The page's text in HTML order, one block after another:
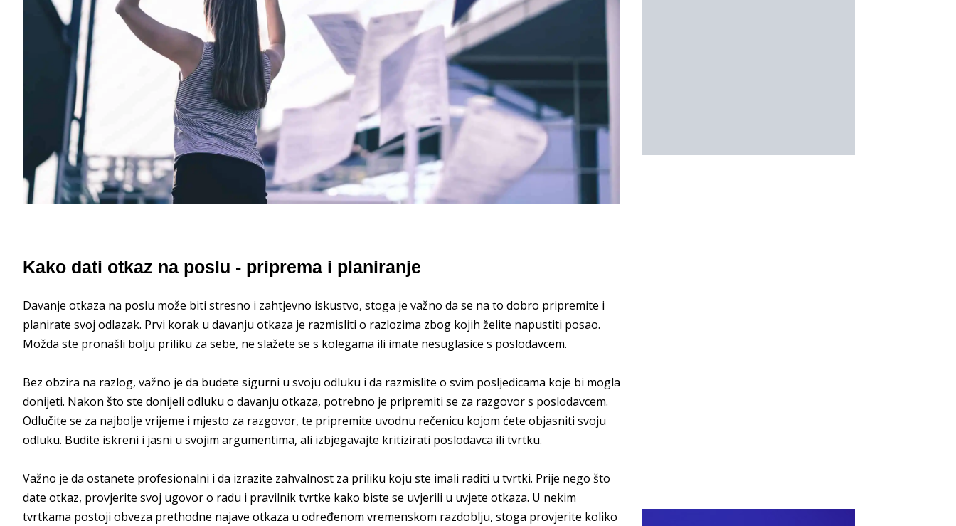
Kako dati otkaz na poslu - priprema i planiranje
Davanje otkaza na poslu može biti stresno i zahtjevno iskustvo, stoga je važno da se na to dobro pripremite i
planirate svoj odlazak. Prvi korak u davanju otkaza je razmisliti o razlozima zbog kojih želite napustiti posao.
Možda ste pronašli bolju priliku za sebe, ne slažete se s kolegama ili imate nesuglasice s poslodavcem.
Bez obzira na razlog, važno je da budete sigurni u svoju odluku i da razmislite o svim posljedicama koje bi mogla
donijeti. Nakon što ste donijeli odluku o davanju otkaza, potrebno je pripremiti se za razgovor s poslodavcem.
Odlučite se za najbolje vrijeme i mjesto za razgovor, te pripremite uvodnu rečenicu kojom ćete objasniti svoju
odluku. Budite iskreni i jasni u svojim argumentima, ali izbjegavajte kritizirati poslodavca ili tvrtku.
Važno je da ostanete profesionalni i da izrazite zahvalnost za priliku koju ste imali raditi u tvrtki. Prije nego što
date otkaz, provjerite svoj ugovor o radu i pravilnik tvrtke kako biste se uvjerili u uvjete otkaza. U nekim
tvrtkama postoji obveza prethodne najave otkaza u određenom vremenskom razdoblju, stoga provjerite koliko